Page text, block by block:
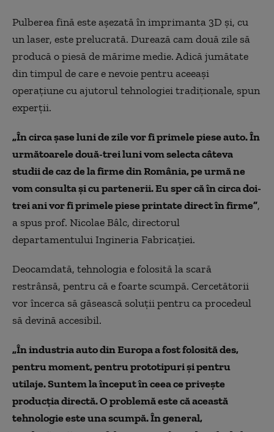
Pulberea fină este aşezată în imprimanta 3D şi, cu
un laser, este prelucrată. Durează cam două zile să
producă o piesă de mărime medie. Adică jumătate
din timpul de care e nevoie pentru aceeaşi
operaţiune cu ajutorul tehnologiei tradiţionale, spun
experţii.
„În circa şase luni de zile vor fi primele piese auto. În
următoarele două-trei luni vom selecta câteva
studii de caz de la firme din România, pe urmă ne
vom consulta şi cu partenerii. Eu sper că în circa doi-
trei ani vor fi primele piese printate direct în firme”,
a spus prof. Nicolae Bâlc, directorul
departamentului Ingineria Fabricaţiei.
Deocamdată, tehnologia e folosită la scară
restrânsă, pentru că e foarte scumpă. Cercetătorii
vor încerca să găsească soluţii pentru ca procedeul
să devină accesibil.
„În industria auto din Europa a fost folosită des,
pentru moment, pentru prototipuri şi pentru
utilaje. Suntem la început în ceea ce priveşte
producţia directă. O problemă este că această
tehnologie este una scumpă. În general,